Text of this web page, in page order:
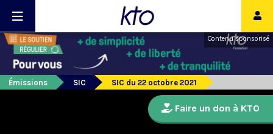
Contenu sponsorisé
Émissions SIC SIC du 22 octobre 2021
Faire un don à KTO